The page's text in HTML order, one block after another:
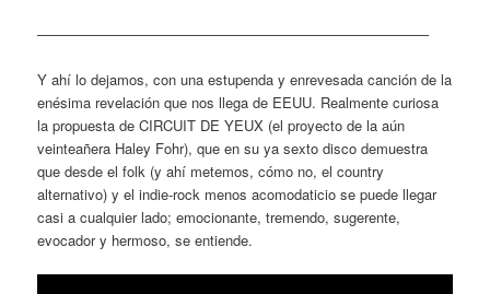
———————————————————————————–
Y ahí lo dejamos, con una estupenda y enrevesada canción de la
enésima revelación que nos llega de EEUU. Realmente curiosa
la propuesta de CIRCUIT DE YEUX (el proyecto de la aún
veinteañera Haley Fohr), que en su ya sexto disco demuestra
que desde el folk (y ahí metemos, cómo no, el country
alternativo) y el indie-rock menos acomodaticio se puede llegar
casi a cualquier lado; emocionante, tremendo, sugerente,
evocador y hermoso, se entiende.